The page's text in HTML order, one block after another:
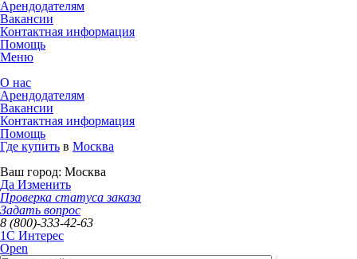
Арендодателям
Вакансии
Контактная информация
Помощь
Меню
О нас
Арендодателям
Вакансии
Контактная информация
Помощь
Где купить в Москва
Ваш город: Москва
Да Изменить
Проверка статуса заказа
Задать вопрос
8 (800)-333-42-63
1C Интерес
Open